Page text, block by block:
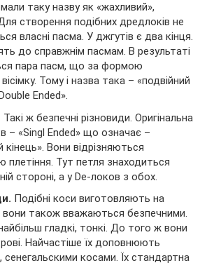
таку назву як «жахливий»,
створення подібних дредлоків не
власні пасма. У джгутів є два кінця.
до справжнім пасмам. В результаті
пара пасм, що за формою
Тому і назва така – «подвійний
Ended».
Такі ж безпечні різновиди. Оригінальна
– «Singl Ended» що означає –
кінець». Вони відрізняються
плетіння. Тут петля знаходиться
стороні, а у De-локов з обох.
Подібні коси виготовляють на
вони також вважаються безпечними.
гладкі, тонкі. До того ж вони
Найчастіше їх доповнюють
косами. Їх стандартна